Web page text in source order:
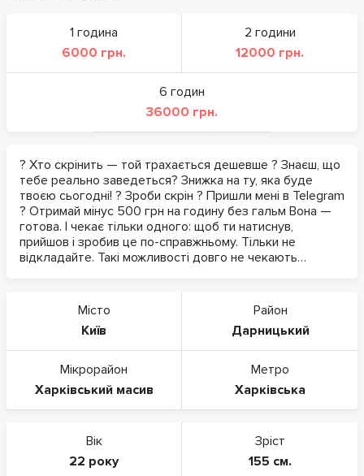
1 година
6000 грн.
2 години
12000 грн.
6 годин
36000 грн.
? Хто скрінить — той трахається дешевше ? Знаєш, що
тебе реально заведеться? Знижка на ту, яка буде
твоєю сьогодні! ? Зроби скрін ? Пришли мені в Telegram
? Отримай мінус 500 грн на годину без гальм Вона —
готова. І чекає тільки одного: щоб ти натиснув,
прийшов і зробив це по-справжньому. Тільки не
відкладайте. Такі можливості довго не чекають…
Місто
Київ
Район
Дарницький
Мікрорайон
Харківський масив
Метро
Харківська
Вік
22 року
Зріст
155 см.